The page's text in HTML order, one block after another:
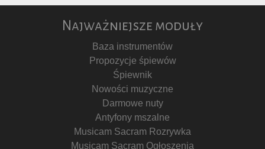
Najważniejsze moduły
Baza instrumentów
Propozycje śpiewów
Śpiewnik
Nowości muzyczne
Darmowe nuty
Antyfony mszalne
Musicam Sacram Rozrywka
Musicam Sacram Ogłoszenia